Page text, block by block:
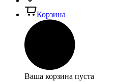
Корзина
Ваша корзина пуста